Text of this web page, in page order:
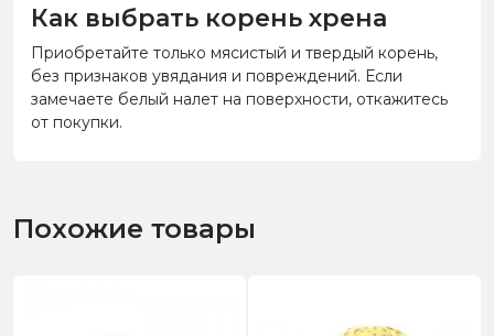
Как выбрать корень хрена
Приобретайте только мясистый и твердый корень,
без признаков увядания и повреждений. Если
замечаете белый налет на поверхности, откажитесь
от покупки.
Похожие товары